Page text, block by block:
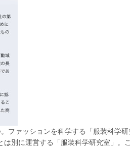
ファッションを科学する「服装科学
は別に運営する「服装科学研究室」。